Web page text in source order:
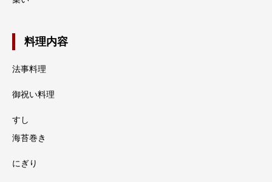
料理内容
法事料理
御祝い料理
すし
海苔巻き
にぎり